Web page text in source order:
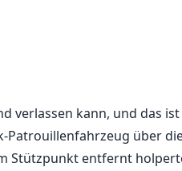
verlassen kann, und das
über
Stützpunkt entfernt